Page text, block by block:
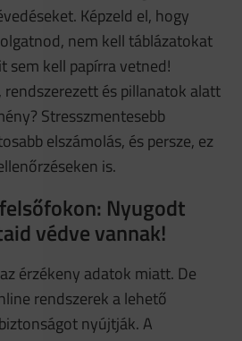
Képzeld el, hogy
nem kell táblázatokat
sem kell papírra vetned!
és pillanatok alatt
Stresszmentesebb
elszámolás, és persze, ez
is.
Nyugodt
védve vannak!
érzékeny adatok miatt. De
rendszerek a lehető
nyújtják. A